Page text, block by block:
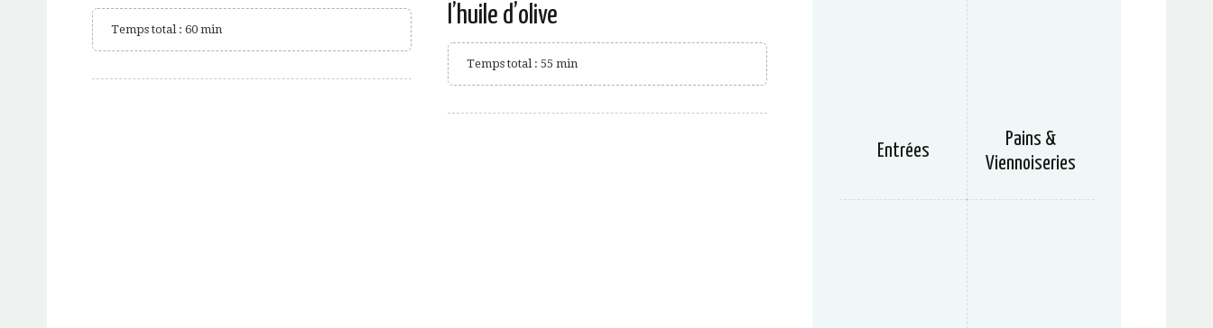
Temps total : 60 min
l’huile d’olive
Temps total : 55 min
Entrées
Pains &
Viennoiseries